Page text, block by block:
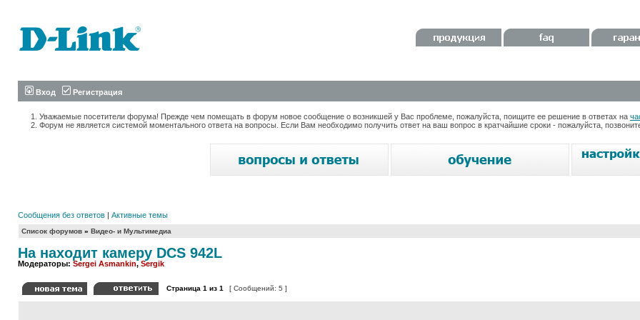
Вход Регистрация
Уважаемые посетители форума! Прежде чем помещать в форум новое сообщение о возникшей у Вас проблеме, пожалуйста, поищите ее решение в ответах на
Форум не является системой моментального ответа на вопросы. Если Вам необходимо получить ответ на ваш вопрос в кратчайшие сроки - пожалуйста,
Сообщения без ответов | Активные темы
Список форумов » Видео- и Мультимедиа
На находит камеру DCS 942L
Модераторы: Sergei Asmankin,Sergik
Страница 1 из 1 [ Сообщений: 5 ]